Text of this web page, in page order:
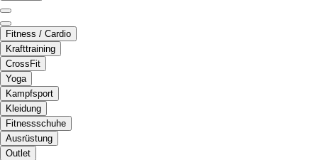
Fitness / Cardio
Krafttraining
CrossFit
Yoga
Kampfsport
Kleidung
Fitnessschuhe
Ausrüstung
Outlet